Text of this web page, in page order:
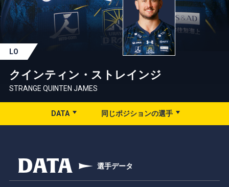
LO
クインティン・ストレインジ
STRANGE QUINTEN JAMES
DATA 同じポジションの選手
DATA 選手データ